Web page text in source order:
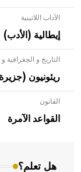
الآداب اللاتينية
إيطالية (الأدب)
التاريخ و الجغرافية و
ريئونيون
القانون
القواعد الآمرة
هل تعلم؟
- هل تعلم أن
بالعمارة
المعمار على